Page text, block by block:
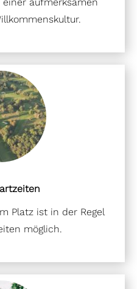
Platz ist in der Regel
möglich.